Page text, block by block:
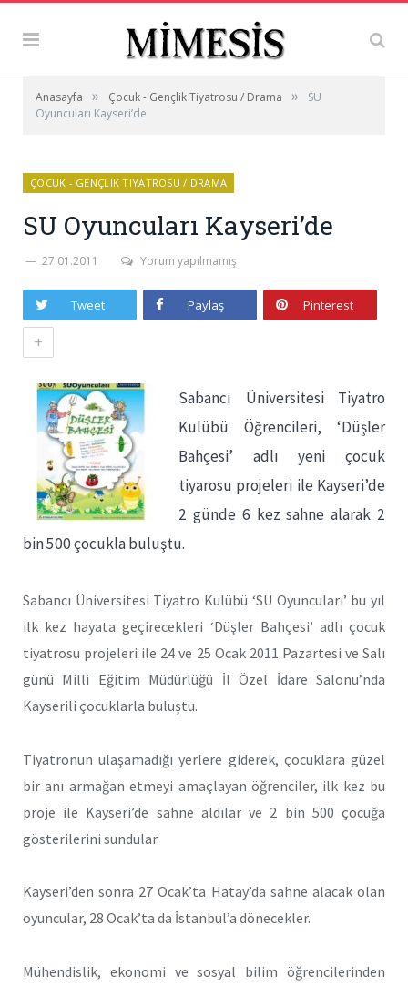
Anasayfa » Çocuk - Gençlik Tiyatrosu / Drama »
SU
Oyuncuları Kayseri’de
ÇOCUK - GENÇLIK TIYATROSU / DRAMA
SU Oyuncuları Kayseri’de
27.01.2011 Yorum yapılmamış
Tweet Paylaş Pinterest
+
Sabancı Üniversitesi Tiyatro
Kulübü Öğrencileri, ‘Düşler
Bahçesi’ adlı yeni çocuk
tiyarosu projeleri ile Kayseri’de
2 günde 6 kez sahne alarak 2
bin 500 çocukla buluştu.
Sabancı Üniversitesi Tiyatro Kulübü ‘SU Oyuncuları’ bu yıl
ilk kez hayata geçirecekleri ‘Düşler Bahçesi’ adlı çocuk
tiyatrosu projeleri ile 24 ve 25 Ocak 2011 Pazartesi ve Salı
günü Milli Eğitim Müdürlüğü İl Özel İdare Salonu’nda
Kayserili çocuklarla buluştu.
Tiyatronun ulaşamadığı yerlere giderek, çocuklara güzel
bir anı armağan etmeyi amaçlayan öğrenciler, ilk kez bu
proje ile Kayseri’de sahne aldılar ve 2 bin 500 çocuğa
gösterilerini sundular.
Kayseri’den sonra 27 Ocak’ta Hatay’da sahne alacak olan
oyuncular, 28 Ocak’ta da İstanbul’a dönecekler.
Mühendislik, ekonomi ve sosyal bilim öğrencilerinden